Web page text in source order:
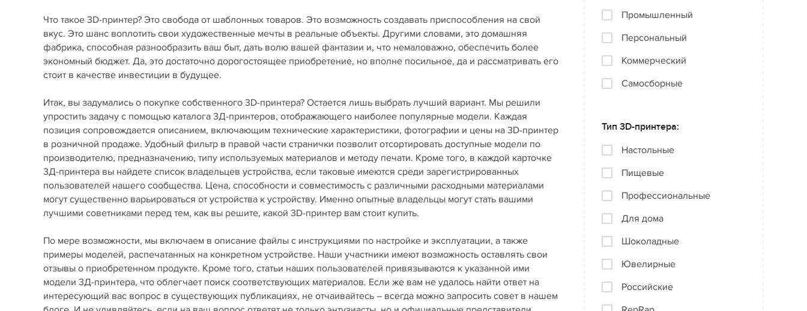
Что такое 3D-принтер? Это свобода от шаблонных товаров. Это возможность создавать приспособления на свой
вкус. Это шанс воплотить свои художественные мечты в реальные объекты. Другими словами, это домашняя
фабрика, способная разнообразить ваш быт, дать волю вашей фантазии и, что немаловажно, обеспечить более
экономный бюджет. Да, это достаточно дорогостоящее приобретение, но вполне посильное, да и рассматривать его
стоит в качестве инвестиции в будущее.
Итак, вы задумались о покупке собственного 3D-принтера? Остается лишь выбрать лучший вариант. Мы решили
упростить задачу с помощью каталога 3Д-принтеров, отображающего наиболее популярные модели. Каждая
позиция сопровождается описанием, включающим технические характеристики, фотографии и цены на 3D-принтер
в розничной продаже. Удобный фильтр в правой части странички позволит отсортировать доступные модели по
производителю, предназначению, типу используемых материалов и методу печати. Кроме того, в каждой карточке
3Д-принтера вы найдете список владельцев устройства, если таковые имеются среди зарегистрированных
пользователей нашего сообщества. Цена, способности и совместимость с различными расходными материалами
могут существенно варьироваться от устройства к устройству. Именно опытные владельцы могут стать вашими
лучшими советниками перед тем, как вы решите, какой 3D-принтер вам стоит купить.
По мере возможности, мы включаем в описание файлы с инструкциями по настройке и эксплуатации, а также
примеры моделей, распечатанных на конкретном устройстве. Наши участники имеют возможность оставлять свои
отзывы о приобретенном продукте. Кроме того, статьи наших пользователей привязываются к указанной ими
модели 3Д-принтера, что облегчает поиск соответствующих материалов. Если же вам не удалось найти ответ на
интересующий вас вопрос в существующих публикациях, не отчаивайтесь – всегда можно запросить совет в нашем
Промышленный
Персональный
Коммерческий
Самосборные
Тип 3D-принтера:
Настольные
Пищевые
Профессиональные
Для дома
Шоколадные
Ювелирные
Российские